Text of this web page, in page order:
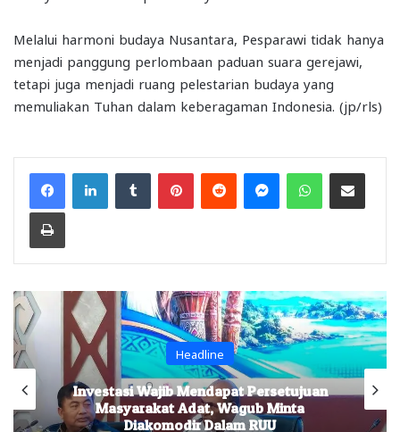
Melalui harmoni budaya Nusantara, Pesparawi tidak hanya
menjadi panggung perlombaan paduan suara gerejawi,
tetapi juga menjadi ruang pelestarian budaya yang
memuliakan Tuhan dalam keberagaman Indonesia. (jp/rls)
FacebookLinkedInTumblr PinterestReddit MessengerWhatsAppShare via Email
Print
Headline
Investasi Wajib Mendapat Persetujuan
Masyarakat Adat, Wagub Minta
Diakomodir Dalam RUU